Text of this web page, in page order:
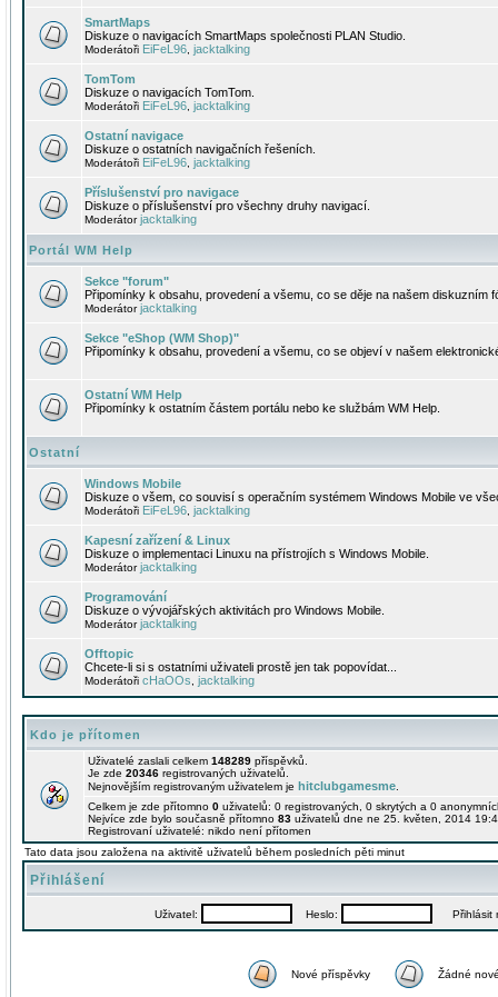
SmartMaps
Diskuze o navigacích SmartMaps společnosti PLAN Studio.
Moderátoři EiFeL96 jacktalking
TomTom
Diskuze o navigacích TomTom.
Moderátoři EiFeL96 jacktalking
Ostatní navigace
Diskuze o ostatních navigačních řešeních.
Moderátoři EiFeL96 jacktalking
Příslušenství pro navigace
Diskuze o příslušenství pro všechny druhy navigací.
Moderátorjacktalking
Portál WM Help
Sekce "forum"
Připomínky k obsahu, provedení a všemu, co se děje na našem diskuzním
Moderátorjacktalking
Sekce "eShop (WM Shop)"
Připomínky k obsahu, provedení a všemu, co se objeví v našem
Ostatní WM Help
Připomínky k ostatním částem portálu nebo ke službám WM Help.
Ostatní
Windows Mobile
Diskuze o všem, co souvisí s operačním systémem Windows Mobile ve
Moderátoři EiFeL96 jacktalking
Kapesní zařízení & Linux
Diskuze o implementaci Linuxu na přístrojích s Windows Mobile.
Moderátorjacktalking
Programování
Diskuze o vývojářských aktivitách pro Windows Mobile.
Moderátorjacktalking
Offtopic
Chcete-li si s ostatními uživateli prostě jen tak popovídat...
Moderátoři cHaOOs jacktalking
Kdo je přítomen
Uživatelé zaslali celkem 148289 příspěvků.
Je zde 20346 registrovaných uživatelů.
Nejnovějším registrovaným uživatelem je hitclubgamesme
Celkem je zde přítomno 0 uživatelů: 0 registrovaných, 0 skrytých a 0
Nejvíce zde bylo současně přítomno 83 uživatelů dne ne 25. květen, 2014
Registrovaní uživatelé: nikdo není přítomen
Tato data jsou založena na aktivitě uživatelů během posledních pěti minut
Přihlášení
Uživatel: Heslo: Přihlásit
Nové příspěvky Žádné